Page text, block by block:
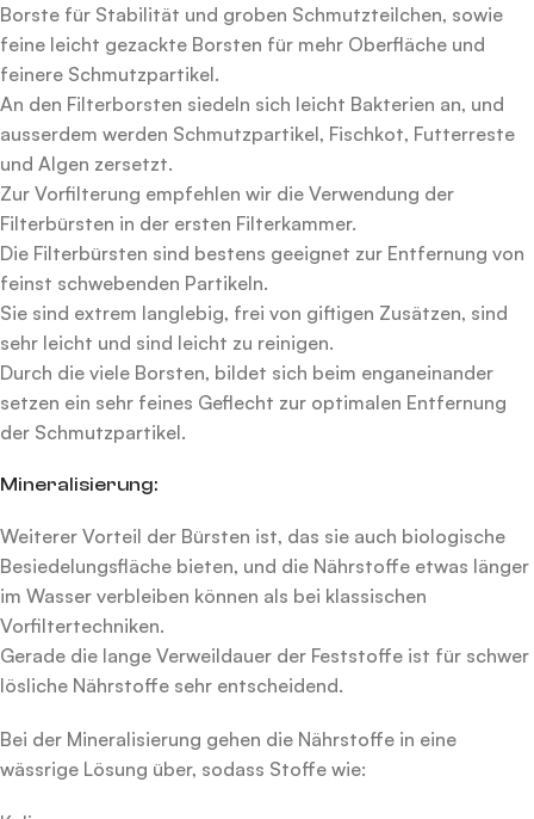
Borste für Stabilität und groben Schmutzteilchen, sowie
feine leicht gezackte Borsten für mehr Oberfläche und
feinere Schmutzpartikel.
An den Filterborsten siedeln sich leicht Bakterien an, und
ausserdem werden Schmutzpartikel, Fischkot, Futterreste
und Algen zersetzt.
Zur Vorfilterung empfehlen wir die Verwendung der
Filterbürsten in der ersten Filterkammer.
Die Filterbürsten sind bestens geeignet zur Entfernung von
feinst schwebenden Partikeln.
Sie sind extrem langlebig, frei von giftigen Zusätzen, sind
sehr leicht und sind leicht zu reinigen.
Durch die viele Borsten, bildet sich beim enganeinander
setzen ein sehr feines Geflecht zur optimalen Entfernung
der Schmutzpartikel.
Mineralisierung:
Weiterer Vorteil der Bürsten ist, das sie auch biologische
Besiedelungsfläche bieten, und die Nährstoffe etwas länger
im Wasser verbleiben können als bei klassischen
Vorfiltertechniken.
Gerade die lange Verweildauer der Feststoffe ist für schwer
lösliche Nährstoffe sehr entscheidend.
Bei der Mineralisierung gehen die Nährstoffe in eine
wässrige Lösung über, sodass Stoffe wie: